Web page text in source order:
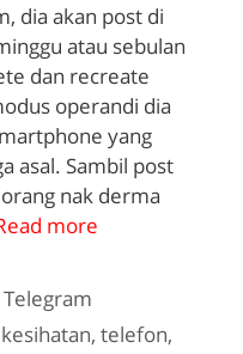
dia akan post di
atau sebulan
dan recreate
operandi dia
yang
asal. Sambil post
nak derma
more
Telegram
kesihatan,telefon,